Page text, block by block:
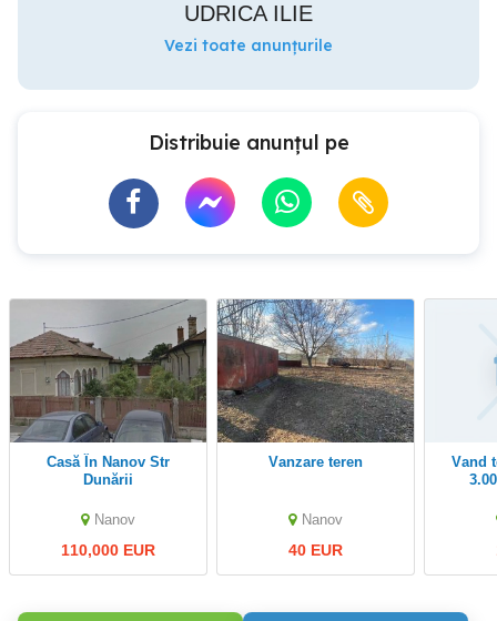
UDRICA ILIE
Vezi toate anunțurile
Distribuie anunțul pe
Casă În Nanov Str
Dunării
Nanov
110,000 EUR
Vanzare teren
Nanov
40 EUR
Vand teren intravilan